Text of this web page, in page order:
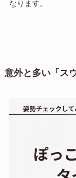
なります。
意外と多い「ス